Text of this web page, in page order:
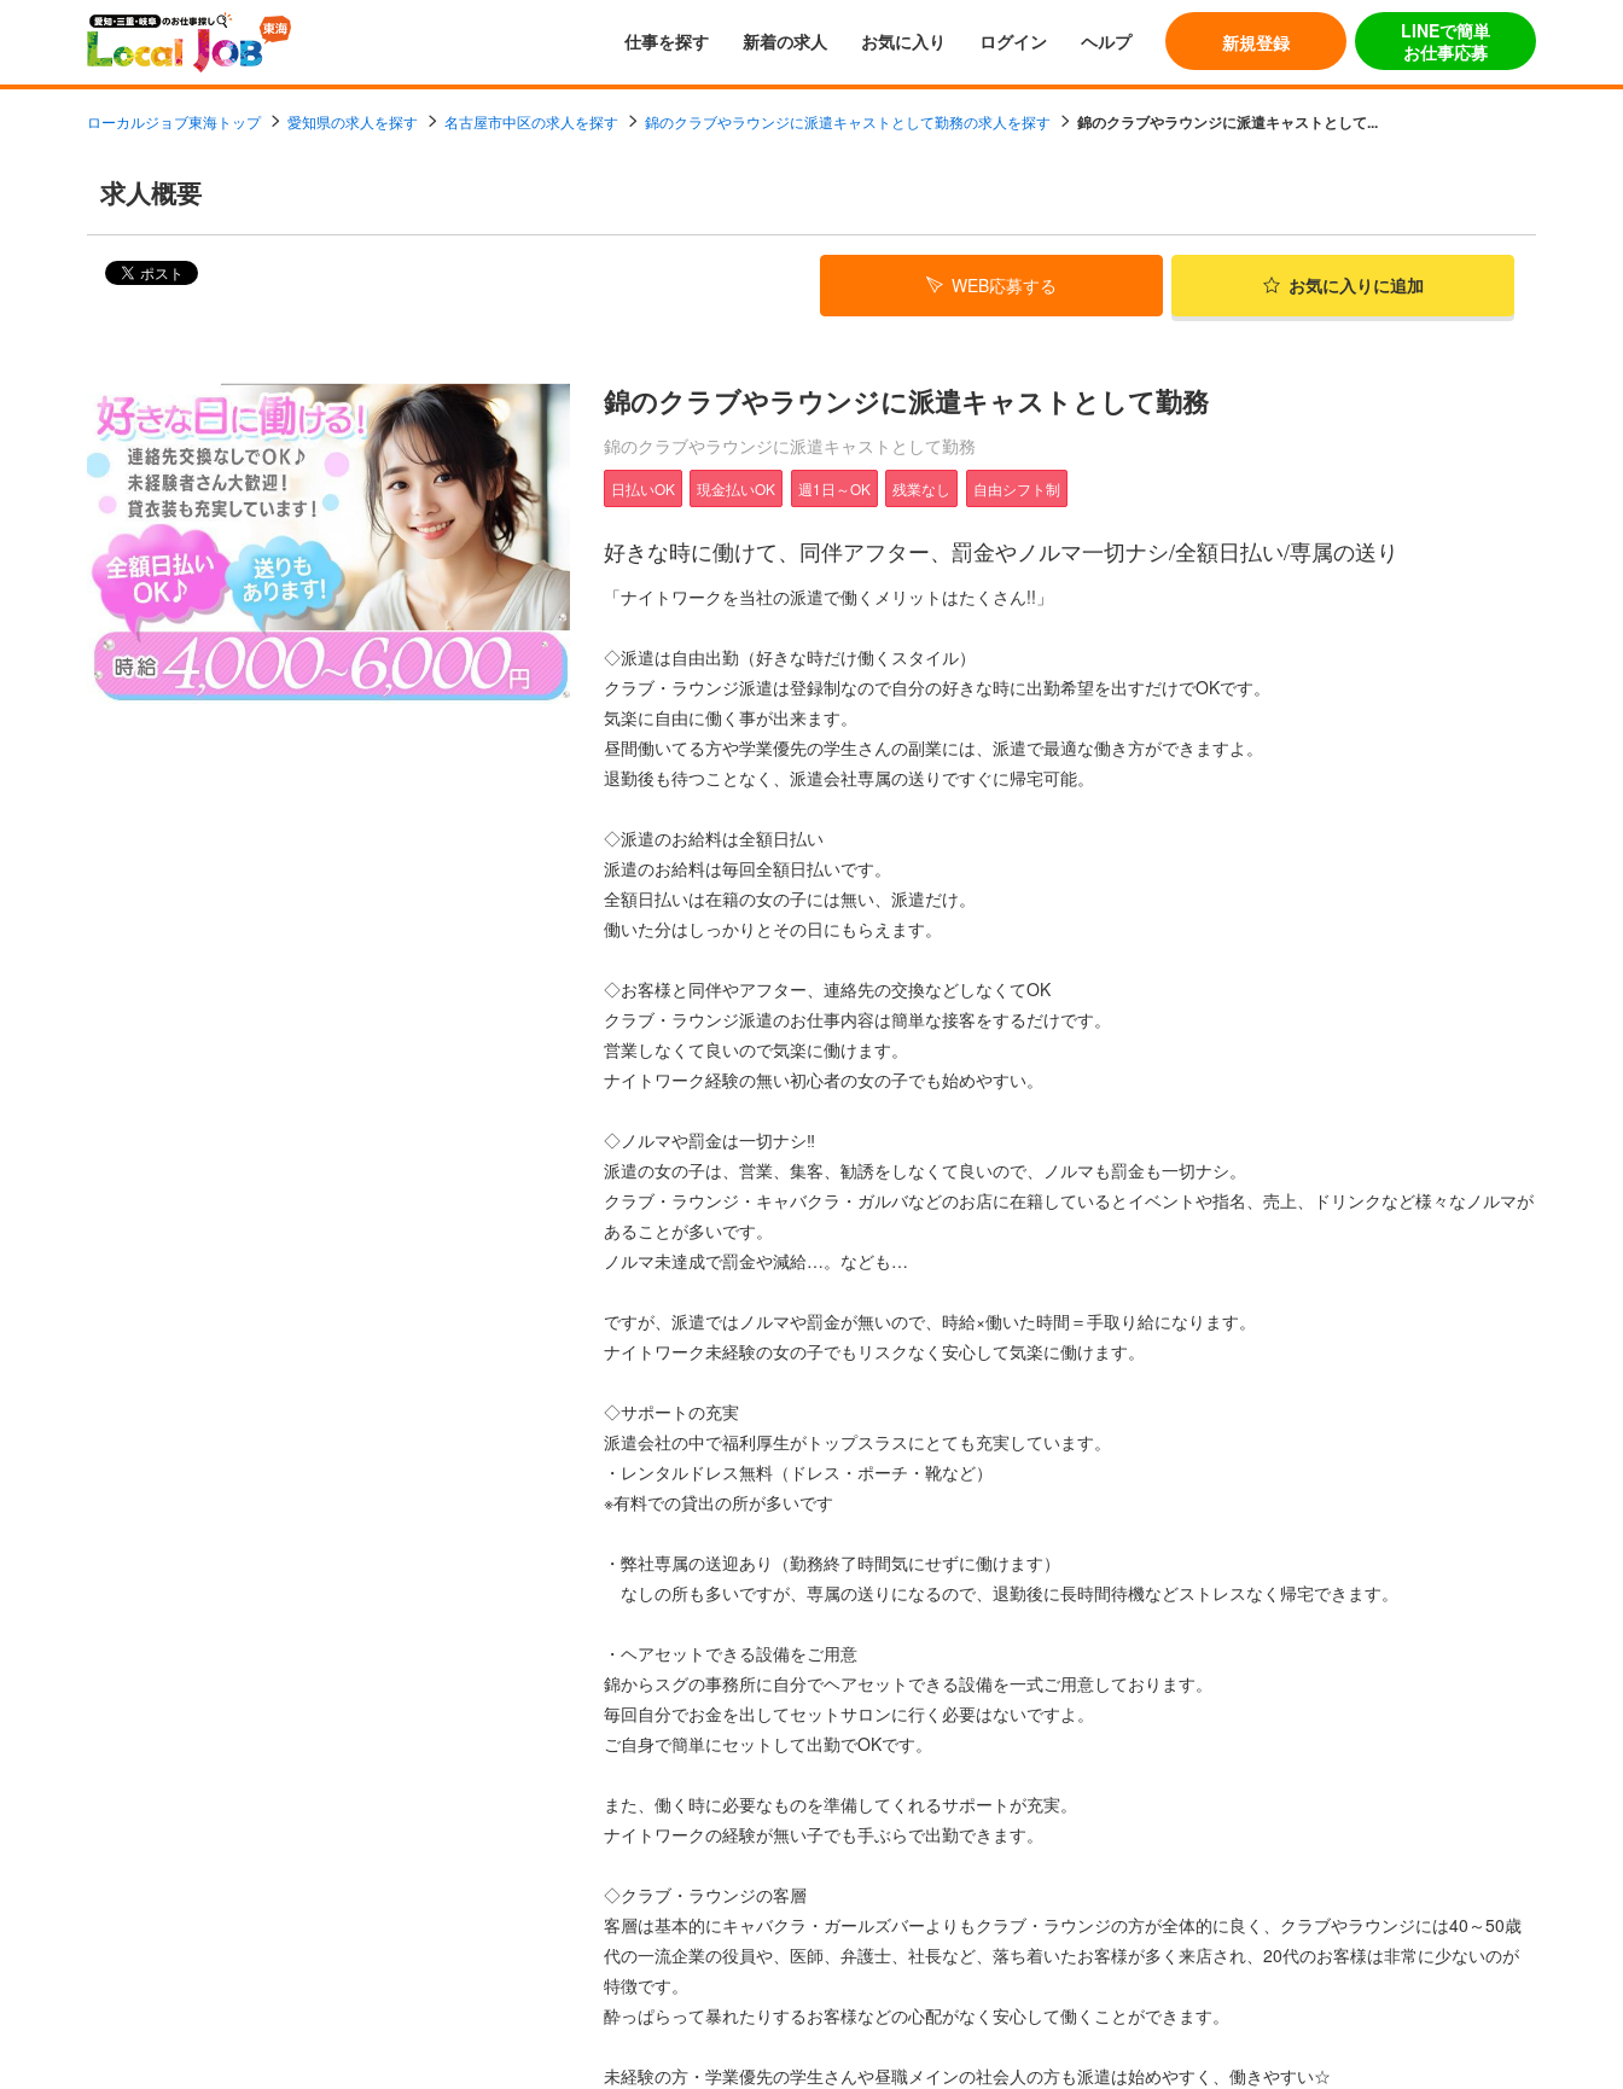
仕事を探す 新着の求人 お気に入り ログイン ヘルプ 新規登録
LINEで簡単
お仕事応募
ローカルジョブ東海トップ 愛知県の求人を探す 名古屋市中区の求人を探す 錦のクラブやラウンジに派遣キャストとして勤務の求人を探す 錦のクラブやラウンジに派遣キャストとして...
求人概要
WEB応募する お気に入り に追加
錦のクラブやラウンジに派遣キャストとして勤務
錦のクラブやラウンジに派遣キャストとして勤務
日払いOK 現金払いOK 週1日～OK 残業なし 自由シフト制
好きな時に働けて、同伴アフター、罰金やノルマ一切ナシ/全額日払い/専属の送り
「ナイトワークを当社の派遣で働くメリットはたくさん!!」
◇派遣は自由出勤（好きな時だけ働くスタイル）
クラブ・ラウンジ派遣は登録制なので自分の好きな時に出勤希望を出すだけでOKです。
気楽に自由に働く事が出来ます。
昼間働いてる方や学業優先の学生さんの副業には、派遣で最適な働き方ができますよ。
退勤後も待つことなく、派遣会社専属の送りですぐに帰宅可能。
◇派遣のお給料は全額日払い
派遣のお給料は毎回全額日払いです。
全額日払いは在籍の女の子には無い、派遣だけ。
働いた分はしっかりとその日にもらえます。
◇お客様と同伴やアフター、連絡先の交換などしなくてOK
クラブ・ラウンジ派遣のお仕事内容は簡単な接客をするだけです。
営業しなくて良いので気楽に働けます。
ナイトワーク経験の無い初心者の女の子でも始めやすい。
◇ノルマや罰金は一切ナシ‼
派遣の女の子は、営業、集客、勧誘をしなくて良いので、ノルマも罰金も一切ナシ。
クラブ・ラウンジ・キャバクラ・ガルバなどのお店に在籍しているとイベントや指名、売上、ドリンクなど様々なノルマが
あることが多いです。
ノルマ未達成で罰金や減給…。なども…
ですが、派遣ではノルマや罰金が無いので、時給×働いた時間＝手取り給になります。
ナイトワーク未経験の女の子でもリスクなく安心して気楽に働けます。
◇サポートの充実
派遣会社の中で福利厚生がトップスラスにとても充実しています。
・レンタルドレス無料（ドレス・ポーチ・靴など）
※有料での貸出の所が多いです
・弊社専属の送迎あり（勤務終了時間気にせずに働けます）
なしの所も多いですが、専属の送りになるので、退勤後に長時間待機などストレスなく帰宅できます。
・ヘアセットできる設備をご用意
錦からスグの事務所に自分でヘアセットできる設備を一式ご用意しております。
毎回自分でお金を出してセットサロンに行く必要はないですよ。
ご自身で簡単にセットして出勤でOKです。
また、働く時に必要なものを準備してくれるサポートが充実。
ナイトワークの経験が無い子でも手ぶらで出勤できます。
◇クラブ・ラウンジの客層
客層は基本的にキャバクラ・ガールズバーよりもクラブ・ラウンジの方が全体的に良く、クラブやラウンジには40～50歳
代の一流企業の役員や、医師、弁護士、社長など、落ち着いたお客様が多く来店され、20代のお客様は非常に少ないのが
特徴です。
酔っぱらって暴れたりするお客様などの心配がなく安心して働くことができます。
未経験の方・学業優先の学生さんや昼職メインの社会人の方も派遣は始めやすく、働きやすい☆